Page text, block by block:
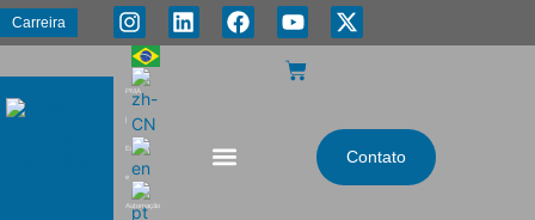
Carreira
PMA
Energia
e
Automação
Contato